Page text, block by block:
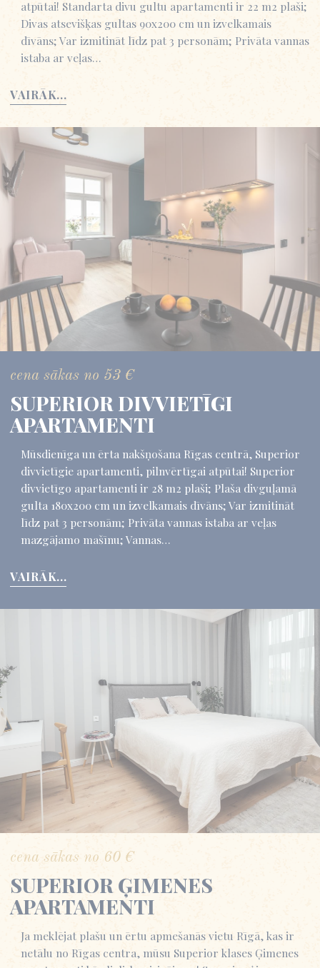
atpūtai! Standarta divu gultu apartamenti ir 22 m2 plaši;
Divas atsevišķas gultas 90x200 cm un izvelkamais
dīvāns; Var izmitināt līdz pat 3 personām; Privāta vannas
istaba ar veļas…
VAIRĀK...
cena sākas no 53 €
SUPERIOR DIVVIETĪGI
APARTAMENTI
Mūsdienīga un ērta nakšņošana Rīgas centrā, Superior
divvietīgie apartamenti, pilnvērtīgai atpūtai! Superior
divvietīgo apartamenti ir 28 m2 plaši; Plaša divguļamā
gulta 180x200 cm un izvelkamais dīvāns; Var izmitināt
līdz pat 3 personām; Privāta vannas istaba ar veļas
mazgājamo mašīnu; Vannas…
VAIRĀK...
cena sākas no 60 €
SUPERIOR ĢIMENES
APARTAMENTI
Ja meklējat plašu un ērtu apmešanās vietu Rīgā, kas ir
netālu no Rīgas centra, mūsu Superior klases Ģimenes